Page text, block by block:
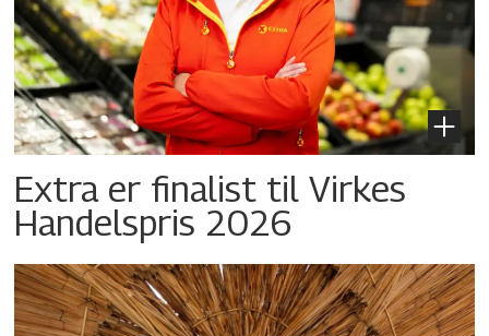
Extra er finalist til Virkes
Handelspris 2026